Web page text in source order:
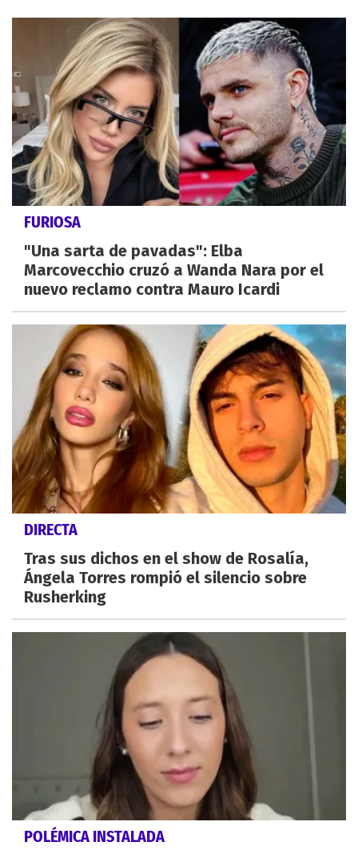
FURIOSA
"Una sarta de pavadas": Elba
Marcovecchio cruzó a Wanda Nara por el
nuevo reclamo contra Mauro Icardi
DIRECTA
Tras sus dichos en el show de Rosalía,
Ángela Torres rompió el silencio sobre
Rusherking
POLÉMICA INSTALADA